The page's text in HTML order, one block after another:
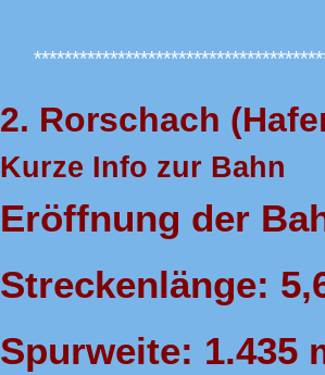
2. Rorschach
Kurze Info zur Bahn
Eröffnung der
Streckenlänge:
Spurweite: 1.435